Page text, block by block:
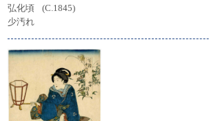
弘化頃
(C.1845)
少汚れ